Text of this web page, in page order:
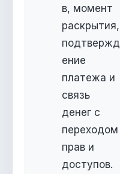
в, момент
раскрытия,
подтвержд
ение
платежа и
связь
денег с
переходом
прав и
доступов.